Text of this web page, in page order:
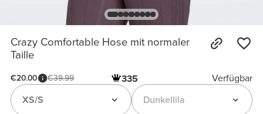
Crazy Comfortable Hose mit normaler
Taille
€20.00 €39.99 335
Verfügbar
Dunkellila
XS/S